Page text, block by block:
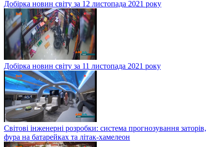
Добірка новин світу за 12 листопада 2021 року
Добірка новин світу за 11 листопада 2021 року
Світові інженерні розробки: система прогнозування заторів,
фура на батарейках та літак-хамелеон